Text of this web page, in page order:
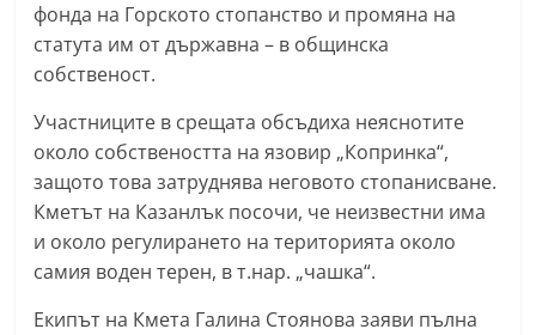
n
l
k
i
n
f
фонда на Горското стопанство и промяна на
статута им от държавна – в общинска
собственост.
Участниците в срещата обсъдиха неяснотите
около собствеността на язовир „Копринка“,
защото това затруднява неговото стопанисване.
Кметът на Казанлък посочи, че неизвестни има
и около регулирането на територията около
самия воден терен, в т.нар. „чашка“.
Екипът на Кмета Галина Стоянова заяви пълна